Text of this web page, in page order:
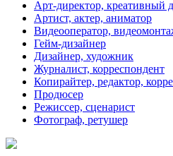
Арт-директор, креативный
Артист, актер, аниматор
Видеооператор,
Гейм-дизайнер
Дизайнер, художник
Журналист, корреспондент
Копирайтер, редактор,
Продюсер
Режиссер, сценарист
Фотограф, ретушер